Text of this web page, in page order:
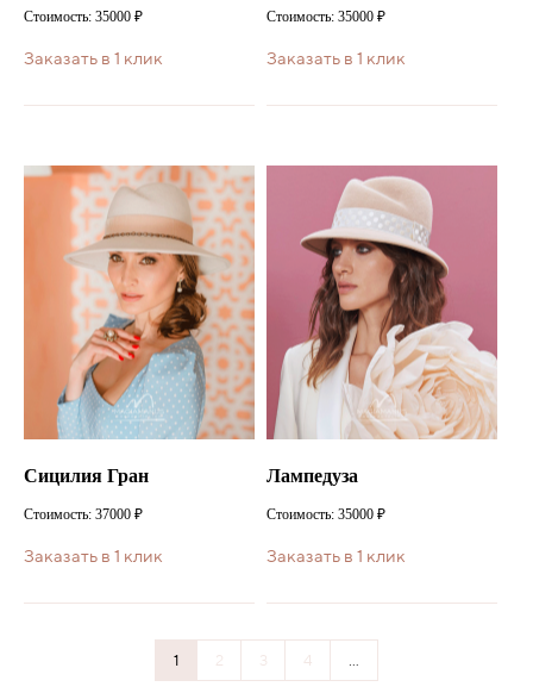
Стоимость: 35000 ₽
Заказать в 1 клик
Стоимость: 35000 ₽
Заказать в 1 клик
Сицилия Гран
Стоимость: 37000 ₽
Заказать в 1 клик
Лампедуза
Стоимость: 35000 ₽
Заказать в 1 клик
1 2 3 4